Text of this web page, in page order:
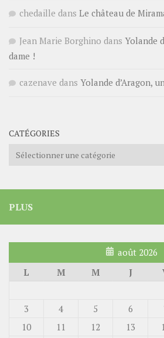
chedaille dans Le château de
Jean Marie Borghino dans Yolande
dame !
cazenave dans Yolande d’Aragon,
CATÉGORIES
Catégories
PLUS
août 2026
L
M M J
3
4 5 6
10
11 12 13